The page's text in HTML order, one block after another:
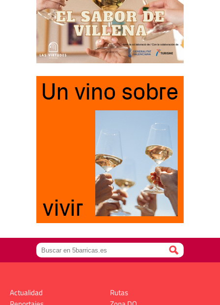
Actualidad
Rutas